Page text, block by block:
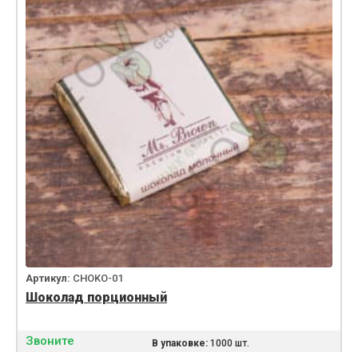
Артикул: CHOKO-01
Шоколад порционный
Звоните В упаковке:1000 шт.